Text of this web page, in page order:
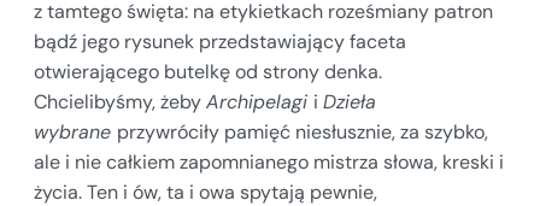
z tamtego święta: na etykietkach roześmiany patron
bądź jego rysunek przedstawiający faceta
otwierającego butelkę od strony denka.
Chcielibyśmy, żebyArchipelagi i Dzieła
wybrane przywróciły pamięć niesłusznie, za szybko,
ale i nie całkiem zapomnianego mistrza słowa, kreski i
życia. Ten i ów, ta i owa spytają pewnie,